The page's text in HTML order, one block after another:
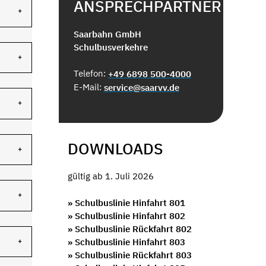
ANSPRECHPARTNER
Saarbahn GmbH
Schulbusverkehre
Telefon: +49 6898 500-4000
E-Mail: service@saarvv.de
DOWNLOADS
gültig ab 1. Juli 2026
» Schulbuslinie Hinfahrt 801
» Schulbuslinie Hinfahrt 802
» Schulbuslinie Rückfahrt 802
» Schulbuslinie Hinfahrt 803
» Schulbuslinie Rückfahrt 803